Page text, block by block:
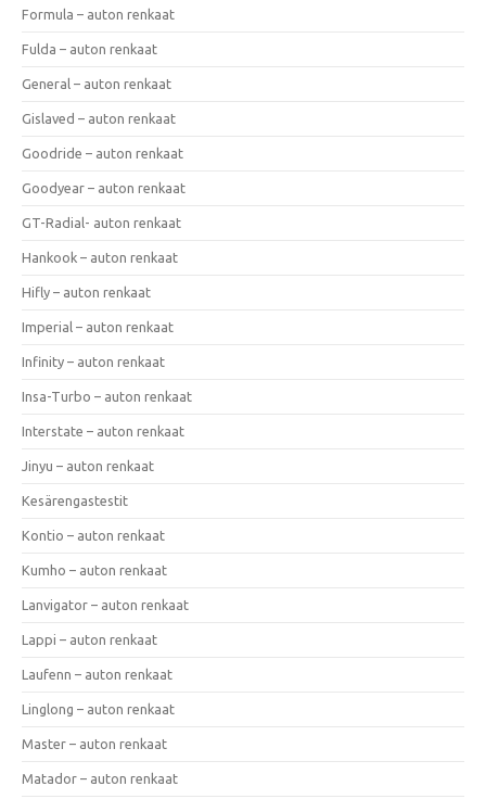
Formula – auton renkaat
Fulda – auton renkaat
General – auton renkaat
Gislaved – auton renkaat
Goodride – auton renkaat
Goodyear – auton renkaat
GT-Radial- auton renkaat
Hankook – auton renkaat
Hifly – auton renkaat
Imperial – auton renkaat
Infinity – auton renkaat
Insa-Turbo – auton renkaat
Interstate – auton renkaat
Jinyu – auton renkaat
Kesärengastestit
Kontio – auton renkaat
Kumho – auton renkaat
Lanvigator – auton renkaat
Lappi – auton renkaat
Laufenn – auton renkaat
Linglong – auton renkaat
Master – auton renkaat
Matador – auton renkaat